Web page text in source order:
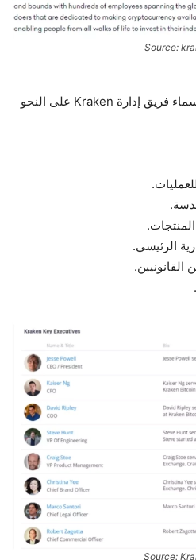
Source:
البحث على موقع مماثل وجد أسماء فريق إدارة Kraken على النحو
الرئيسي.
Source: